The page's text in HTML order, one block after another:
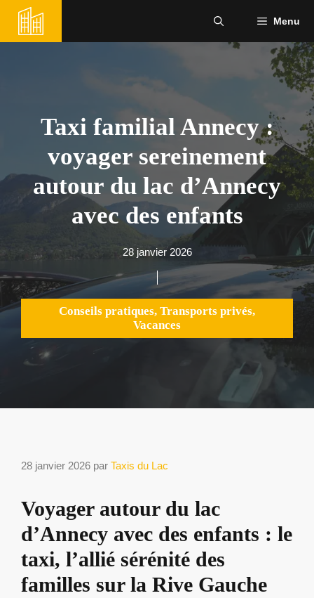
contenu
Menu
Taxi familial Annecy :
voyager sereinement
autour du lac d’Annecy
avec des enfants
28 janvier 2026
Conseils pratiques, Transports privés,
Vacances
28 janvier 2026 par Taxis du Lac
Voyager autour du lac
d’Annecy avec des enfants : le
taxi, l’allié sérénité des
familles sur la Rive Gauche